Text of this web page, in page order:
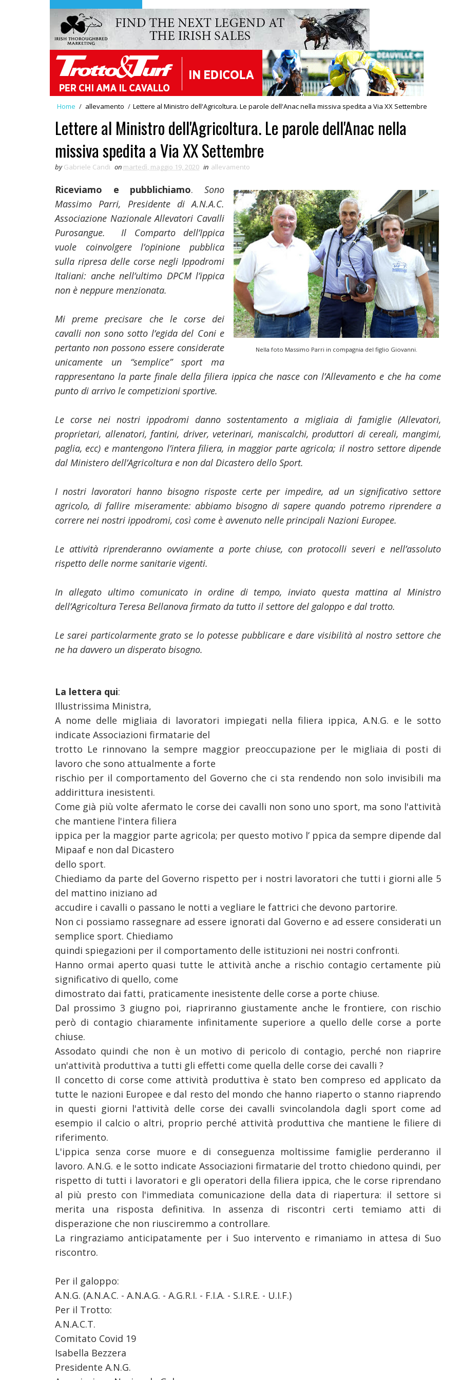
Home / allevamento / Lettere al Ministro dell'Agricoltura. Le parole dell'Anac nella missiva spedita a Via XX Settembre
Lettere al Ministro dell'Agricoltura. Le parole dell'Anac nella
missiva spedita a Via XX Settembre
by Gabriele Candi on martedì, maggio 19, 2020 in allevamento
Nella foto Massimo Parri in compagnia del figlio Giovanni.
Riceviamo e pubblichiamo.Sono
Massimo Parri, Presidente di A.N.A.C.
Associazione Nazionale Allevatori Cavalli
Purosangue. Il Comparto dell’Ippica
vuole coinvolgere l’opinione pubblica
sulla ripresa delle corse negli Ippodromi
Italiani: anche nell’ultimo DPCM l’ippica
non è neppure menzionata.
Mi preme precisare che le corse dei
cavalli non sono sotto l’egida del Coni e
pertanto non possono essere considerate
unicamente un “semplice” sport ma
rappresentano la parte finale della filiera ippica che nasce con l’Allevamento e che ha come
punto di arrivo le competizioni sportive.
Le corse nei nostri ippodromi danno sostentamento a migliaia di famiglie (Allevatori,
proprietari, allenatori, fantini, driver, veterinari, maniscalchi, produttori di cereali, mangimi,
paglia, ecc) e mantengono l’intera filiera, in maggior parte agricola; il nostro settore dipende
dal Ministero dell’Agricoltura e non dal Dicastero dello Sport.
I nostri lavoratori hanno bisogno risposte certe per impedire, ad un significativo settore
agricolo, di fallire miseramente: abbiamo bisogno di sapere quando potremo riprendere a
correre nei nostri ippodromi, così come è avvenuto nelle principali Nazioni Europee.
Le attività riprenderanno ovviamente a porte chiuse, con protocolli severi e nell’assoluto
rispetto delle norme sanitarie vigenti.
In allegato ultimo comunicato in ordine di tempo, inviato questa mattina al Ministro
dell’Agricoltura Teresa Bellanova firmato da tutto il settore del galoppo e dal trotto.
Le sarei particolarmente grato se lo potesse pubblicare e dare visibilità al nostro settore che
ne ha davvero un disperato bisogno.
La lettera qui:
Illustrissima Ministra,
A nome delle migliaia di lavoratori impiegati nella filiera ippica, A.N.G. e le sotto
indicate Associazioni firmatarie del
trotto Le rinnovano la sempre maggior preoccupazione per le migliaia di posti di
lavoro che sono attualmente a forte
rischio per il comportamento del Governo che ci sta rendendo non solo invisibili ma
addirittura inesistenti.
Come già più volte afermato le corse dei cavalli non sono uno sport, ma sono l'attività
che mantiene l'intera filiera
ippica per la maggior parte agricola; per questo motivo l’ ppica da sempre dipende dal
Mipaaf e non dal Dicastero
dello sport.
Chiediamo da parte del Governo rispetto per i nostri lavoratori che tutti i giorni alle 5
del mattino iniziano ad
accudire i cavalli o passano le notti a vegliare le fattrici che devono partorire.
Non ci possiamo rassegnare ad essere ignorati dal Governo e ad essere considerati un
semplice sport. Chiediamo
quindi spiegazioni per il comportamento delle istituzioni nei nostri confronti.
Hanno ormai aperto quasi tutte le attività anche a rischio contagio certamente più
significativo di quello, come
dimostrato dai fatti, praticamente inesistente delle corse a porte chiuse.
Dal prossimo 3 giugno poi, riapriranno giustamente anche le frontiere, con rischio
però di contagio chiaramente infinitamente superiore a quello delle corse a porte
chiuse.
Assodato quindi che non è un motivo di pericolo di contagio, perché non riaprire
un'attività produttiva a tutti gli effetti come quella delle corse dei cavalli ?
Il concetto di corse come attività produttiva è stato ben compreso ed applicato da
tutte le nazioni Europee e dal resto del mondo che hanno riaperto o stanno riaprendo
in questi giorni l'attività delle corse dei cavalli svincolandola dagli sport come ad
esempio il calcio o altri, proprio perché attività produttiva che mantiene le filiere di
riferimento.
L'ippica senza corse muore e di conseguenza moltissime famiglie perderanno il
lavoro.A.N.G. e le sotto indicate Associazioni firmatarie del trotto chiedono quindi, per
rispetto di tutti i lavoratori e gli operatori della filiera ippica, che le corse riprendano
al più presto con l'immediata comunicazione della data di riapertura: il settore si
merita una risposta definitiva. In assenza di riscontri certi temiamo atti di
disperazione che non riusciremmo a controllare.
La ringraziamo anticipatamente per i Suo intervento e rimaniamo in attesa di Suo
riscontro.
Per il galoppo:
A.N.G. (A.N.A.C. - A.N.A.G. - A.G.R.I. - F.I.A. - S.I.R.E. - U.I.F.)
Per il Trotto:
A.N.A.C.T.
Comitato Covid 19
Isabella Bezzera
Presidente A.N.G.